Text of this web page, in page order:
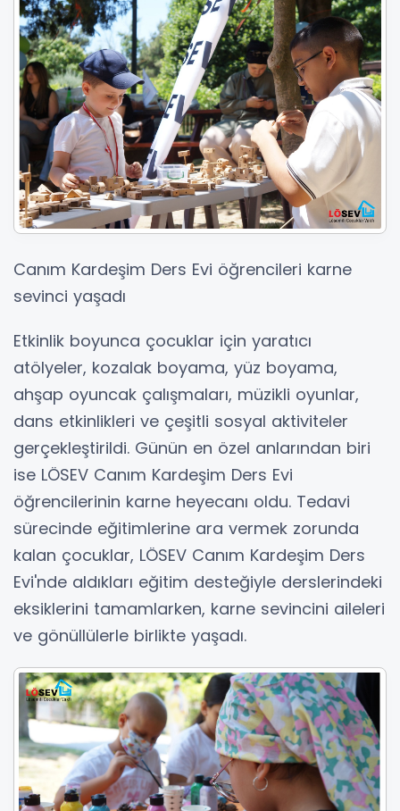
Canım Kardeşim Ders Evi öğrencileri karne
sevinci yaşadı
Etkinlik boyunca çocuklar için yaratıcı
atölyeler, kozalak boyama, yüz boyama,
ahşap oyuncak çalışmaları, müzikli oyunlar,
dans etkinlikleri ve çeşitli sosyal aktiviteler
gerçekleştirildi. Günün en özel anlarından biri
ise LÖSEV Canım Kardeşim Ders Evi
öğrencilerinin karne heyecanı oldu. Tedavi
sürecinde eğitimlerine ara vermek zorunda
kalan çocuklar, LÖSEV Canım Kardeşim Ders
Evi'nde aldıkları eğitim desteğiyle derslerindeki
eksiklerini tamamlarken, karne sevincini aileleri
ve gönüllülerle birlikte yaşadı.